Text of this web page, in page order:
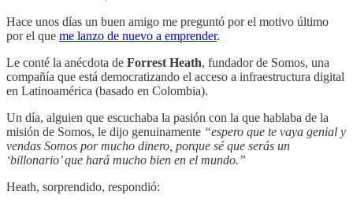
Hace unos días un buen amigo me preguntó por el motivo último
por el que me lanzo de nuevo a emprender.
Le conté la anécdota de Forrest Heath, fundador de Somos, una
compañía que está democratizando el acceso a infraestructura digital
en Latinoamérica (basado en Colombia).
Un día, alguien que escuchaba la pasión con la que hablaba de la
misión de Somos, le dijo genuinamente “espero que te vaya genial y
vendas Somos por mucho dinero, porque sé que serás un
‘billonario’ que hará mucho bien en el mundo.”
Heath, sorprendido, respondió: